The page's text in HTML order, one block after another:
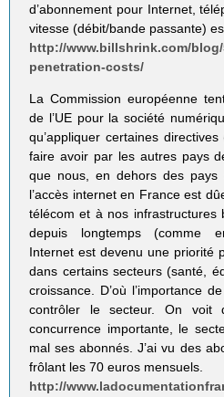
d’abonnement pour Internet,
vitesse (débit/bande passante)
http://www.billshrink.com/
penetration-costs/
La Commission européenne
de l’UE pour la société
qu’appliquer certaines
faire avoir par les autres pays
que nous, en dehors des
l’accès internet en France est
télécom et à nos infrastructures
depuis longtemps (comme
Internet est devenu une priorité
dans certains secteurs (santé,
croissance. D’où l’importance
contrôler le secteur. On voit
concurrence importante, le
mal ses abonnés. J’ai vu des
frôlant les 70 euros mensuels.
http://